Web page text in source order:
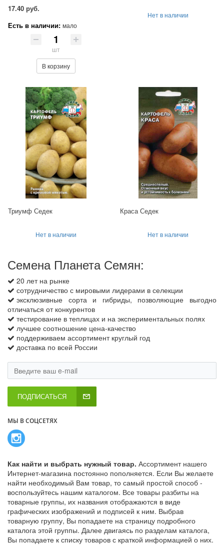
17.40 руб.
Есть в наличии: мало
шт
В корзину
Нет в наличии
Триумф Седек
Нет в наличии
Краса Седек
Нет в наличии
Семена Планета Семян:
20 лет на рынке
сотрудничество с мировыми лидерами в селекции
эксклюзивные сорта и гибриды, позволяющие выгодно
отличаться от конкурентов
тестирование в теплицах и на экспериментальных полях
лучшее соотношение цена-качество
поддерживаем ассортимент круглый год
доставка по всей России
ПОДПИСАТЬСЯ
МЫ В СОЦСЕТЯХ
Как найти и выбрать нужный товар. Ассортимент нашего
Интернет-магазина постоянно пополняется. Если Вы желаете
найти необходимый Вам товар, то самый простой способ -
воспользуйтесь нашим каталогом. Все товары разбиты на
товарные группы, их названия отображаются в виде
графических изображений и подписей к ним. Выбрав
товарную группу, Вы попадаете на страницу подробного
каталога этой группы. Далее двигаясь по разделам каталога,
Вы попадаете к списку товаров с краткой информацией о них.